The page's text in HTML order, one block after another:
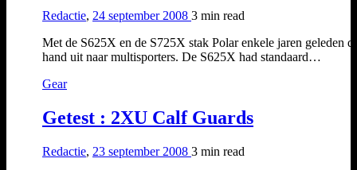
Redactie, 24 september 2008 3 min read
Met de S625X en de S725X stak Polar enkele jaren geleden
hand uit naar multisporters. De S625X had standaard…
Gear
Getest : 2XU Calf Guards
Redactie, 23 september 2008 3 min read